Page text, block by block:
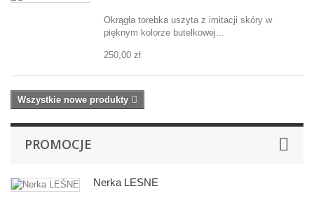
Okrągła torebka uszyta z imitacji skóry w
pięknym kolorze butelkowej...
250,00 zł
Wszystkie nowe produkty
PROMOCJE
Nerka LEŚNE